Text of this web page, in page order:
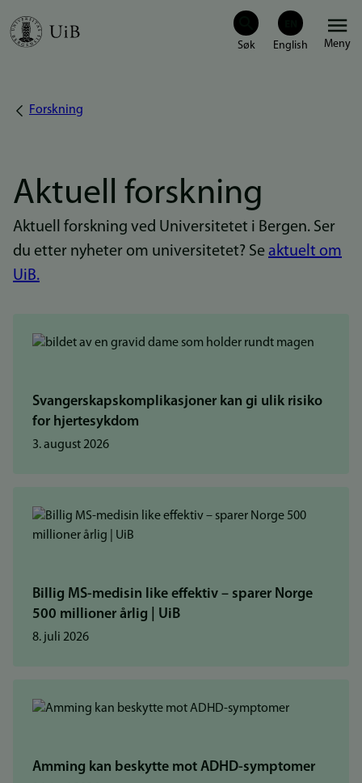
Hopp
Meny
Navigasjonssti
Forskning
Aktuell forskning
Aktuell forskning ved Universitetet i Bergen. Ser
du etter nyheter om universitetet? Se aktuelt om
UiB.
Svangerskapskomplikasjoner kan gi ulik risiko
for hjertesykdom
3. august 2026
Billig MS-medisin like effektiv – sparer Norge
500 millioner årlig | UiB
8. juli 2026
Amming kan beskytte mot ADHD-symptomer